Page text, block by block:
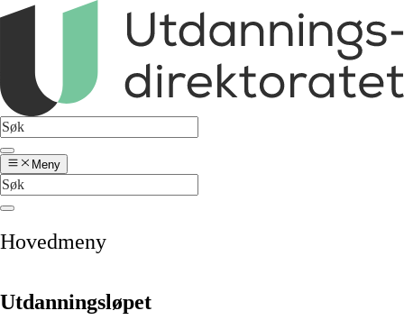
Meny
Hovedmeny
Utdanningsløpet